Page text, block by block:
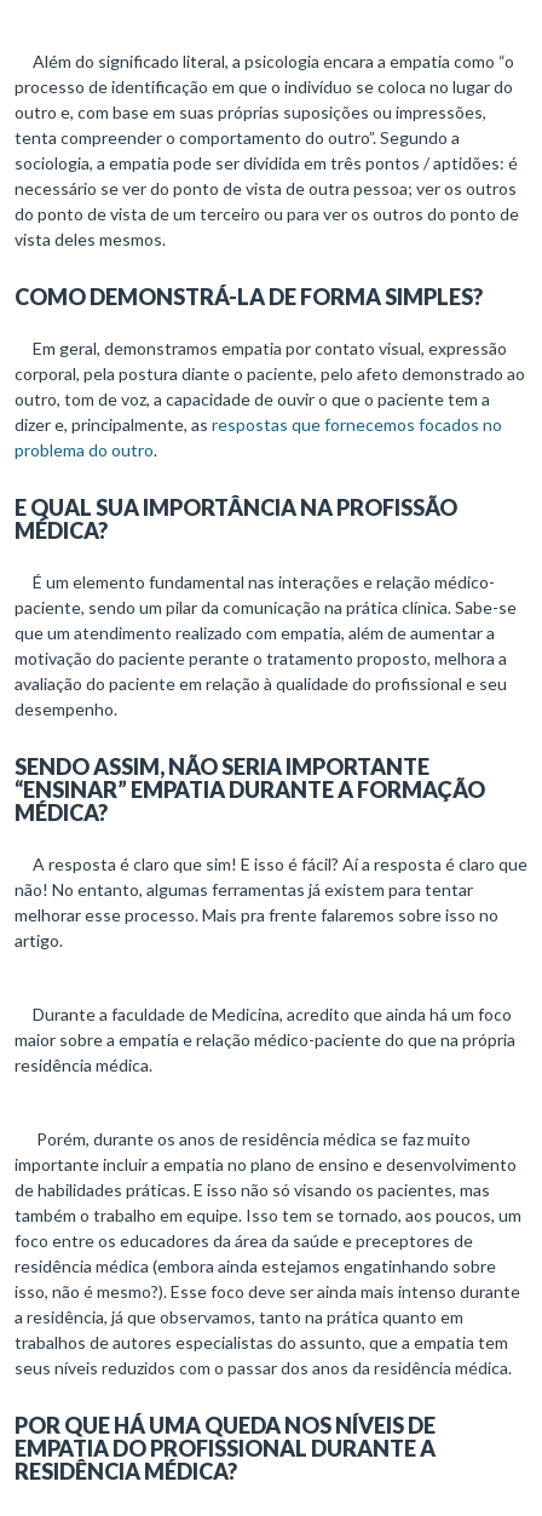
Além do significado literal, a psicologia encara a empatia como “o
processo de identificação em que o indivíduo se coloca no lugar do
outro e, com base em suas próprias suposições ou impressões,
tenta compreender o comportamento do outro”. Segundo a
sociologia, a empatia pode ser dividida em três pontos / aptidões: é
necessário se ver do ponto de vista de outra pessoa; ver os outros
do ponto de vista de um terceiro ou para ver os outros do ponto de
vista deles mesmos.
COMO DEMONSTRÁ-LA DE FORMA SIMPLES?
Em geral, demonstramos empatia por contato visual, expressão
corporal, pela postura diante o paciente, pelo afeto demonstrado ao
outro, tom de voz, a capacidade de ouvir o que o paciente tem a
dizer e, principalmente, as respostas que fornecemos focados no
problema do outro.
E QUAL SUA IMPORTÂNCIA NA PROFISSÃO
MÉDICA?
É um elemento fundamental nas interações e relação médico-
paciente, sendo um pilar da comunicação na prática clínica. Sabe-se
que um atendimento realizado com empatia, além de aumentar a
motivação do paciente perante o tratamento proposto, melhora a
avaliação do paciente em relação à qualidade do profissional e seu
desempenho.
SENDO ASSIM, NÃO SERIA IMPORTANTE
“ENSINAR” EMPATIA DURANTE A FORMAÇÃO
MÉDICA?
A resposta é claro que sim! E isso é fácil? Aí a resposta é claro que
não! No entanto, algumas ferramentas já existem para tentar
melhorar esse processo. Mais pra frente falaremos sobre isso no
artigo.
Durante a faculdade de Medicina, acredito que ainda há um foco
maior sobre a empatia e relação médico-paciente do que na própria
residência médica.
Porém, durante os anos de residência médica se faz muito
importante incluir a empatia no plano de ensino e desenvolvimento
de habilidades práticas. E isso não só visando os pacientes, mas
também o trabalho em equipe. Isso tem se tornado, aos poucos, um
foco entre os educadores da área da saúde e preceptores de
residência médica (embora ainda estejamos engatinhando sobre
isso, não é mesmo?). Esse foco deve ser ainda mais intenso durante
a residência, já que observamos, tanto na prática quanto em
trabalhos de autores especialistas do assunto, que a empatia tem
seus níveis reduzidos com o passar dos anos da residência médica.
POR QUE HÁ UMA QUEDA NOS NÍVEIS DE
EMPATIA DO PROFISSIONAL DURANTE A
RESIDÊNCIA MÉDICA?